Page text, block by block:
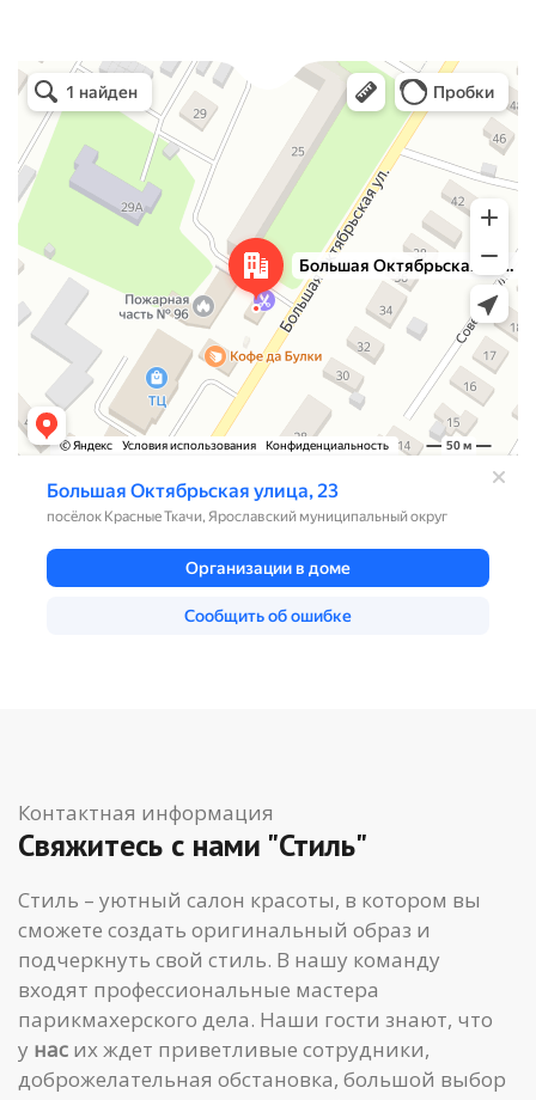
Яндекс.Карты
Большая Октябрьская улица, 23 — Яндекс.Карты
Контактная информация
Свяжитесь с нами "Стиль"
Стиль – уютный салон красоты, в котором вы
сможете создать оригинальный образ и
подчеркнуть свой стиль. В нашу команду
входят профессиональные мастера
парикмахерского дела. Наши гости знают, что
у нас их ждет приветливые сотрудники,
доброжелательная обстановка, большой выбор